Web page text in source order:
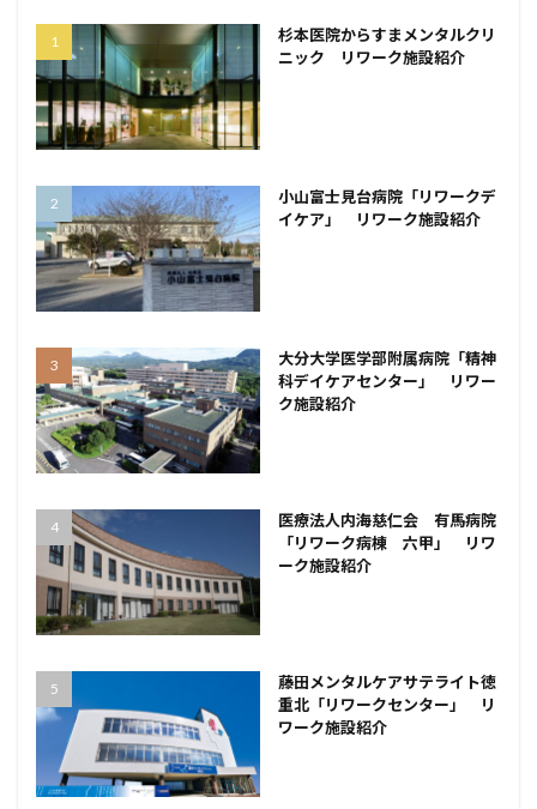
杉本医院からすまメンタルクリ
ニック リワーク施設紹介
小山富士見台病院「リワークデ
イケア」 リワーク施設紹介
大分大学医学部附属病院「精神
科デイケアセンター」 リワー
ク施設紹介
医療法人内海慈仁会 有馬病院
「リワーク病棟 六甲」 リワ
ーク施設紹介
藤田メンタルケアサテライト徳
重北「リワークセンター」 リ
ワーク施設紹介